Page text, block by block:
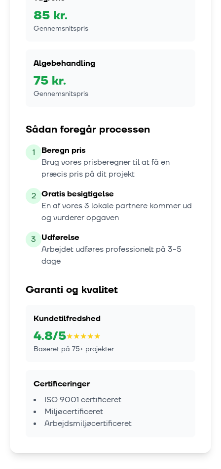
85 kr.
Gennemsnitspris
Algebehandling
75 kr.
Gennemsnitspris
Sådan foregår processen
1
Beregn pris
Brug vores prisberegner til at få en
præcis pris på dit projekt
2 Gratis besigtigelse
En af vores3 lokale partnere kommer ud
og vurderer opgaven
3 Udførelse
Arbejdet udføres professionelt på 3-5
dage
Garanti og kvalitet
Kundetilfredshed
4.8/5★★★★★
Baseret på 75+ projekter
Certificeringer
ISO 9001 certificeret
Miljøcertificeret
Arbejdsmiljøcertificeret